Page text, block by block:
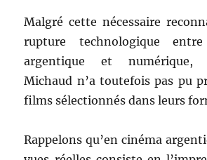
Malgré cette nécessaire
rupture technologique
argentique et numérique,
Michaud n’a toutefois pas pu
films sélectionnés dans leurs
Rappelons qu’en cinéma